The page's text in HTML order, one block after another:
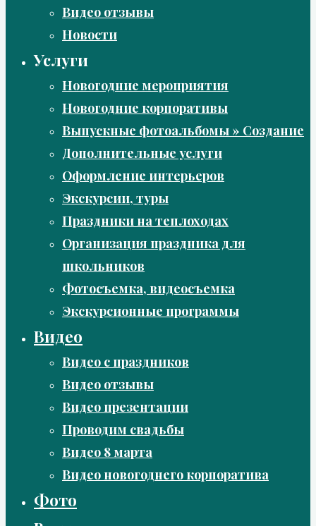
Видео отзывы
Новости
Услуги
Новогодние мероприятия
Новогодние корпоративы
Выпускные фотоальбомы » Создание
Дополнительные услуги
Оформление интерьеров
Экскурсии, туры
Праздники на теплоходах
Организация праздника для
школьников
Фотосъемка, видеосъемка
Экскурсионные программы
Видео
Видео с праздников
Видео отзывы
Видео презентации
Проводим свадьбы
Видео 8 марта
Видео новогоднего корпоратива
Фото